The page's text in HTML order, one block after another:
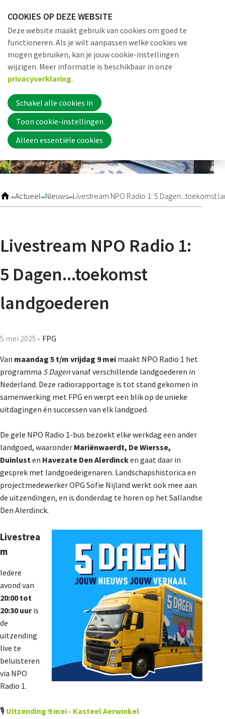
links
over
Jump
to
navigation
to
main
content
Actueel Nieuws Livestream NPO Radio 1: 5 Dagen...toekomst
Livestream NPO Radio 1:
5 Dagen...toekomst
landgoederen
5 mei 2025 FPG
Van maandag 5 t/m vrijdag 9 mei maakt NPO Radio 1 het
programma 5 Dagenvanaf verschillende landgoederen in
Nederland. Deze radiorapportage is tot stand gekomen in
samenwerking met FPG en werpt een blik op de unieke
uitdagingen én successen van elk landgoed.
De gele NPO Radio 1-bus bezoekt elke werkdag een ander
landgoed, waaronder Mariënwaerdt, De Wiersse,
Duinlusten Havezate Den Alerdincken gaat daar in
gesprek met landgoedeigenaren. Landschapshistorica en
projectmedewerker OPG Sofie Nijland werkt ook mee aan
de uitzendingen, en is donderdag te horen op het Sallandse
Den Alerdinck.
Livestrea
m
Iedere
avond van
20:00 tot
20:30 uuris
de
uitzending
live te
beluisteren
via NPO
Radio 1.
🎙️ Uitzending 9 mei - Kasteel Aerwinkel
Word nu lid
Nieuwsbrief
Provincies
De Landeigenaar
Contact
COOKIES OP DEZE WEBSITE
Deze website maakt gebruik van cookies om goed te
functioneren. Als je wilt aanpassen welke cookies we
mogen gebruiken, kan je jouw cookie-instellingen
wijzigen. Meer informatie is beschikbaar in onze
privacyverklaring.
Schakel alle cookies in
Toon cookie-instellingen
Alleen essentiële cookies